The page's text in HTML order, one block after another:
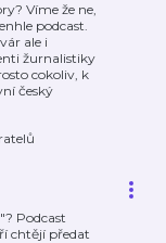
Víme že ne,
podcast.
ale i
žurnalistiky
cokoliv, k
český
Podcast
chtějí předat